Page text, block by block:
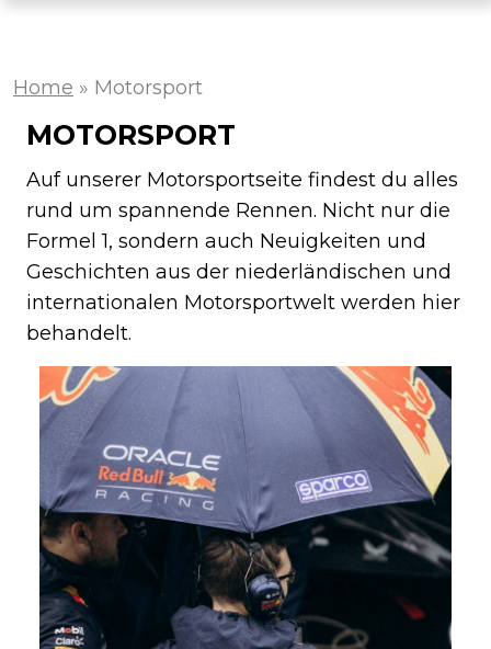
Home » Motorsport
MOTORSPORT
Auf unserer Motorsportseite findest du alles
rund um spannende Rennen. Nicht nur die
Formel 1, sondern auch Neuigkeiten und
Geschichten aus der niederländischen und
internationalen Motorsportwelt werden hier
behandelt.